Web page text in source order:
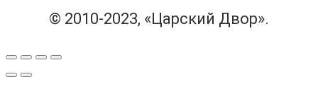
© 2010-2023, «Царский Двор».